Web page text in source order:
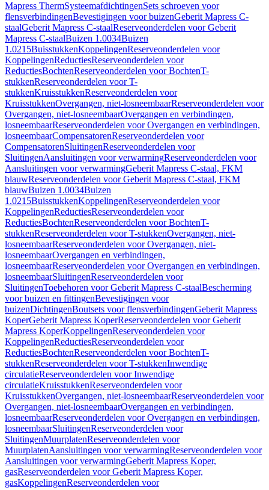
Mapress ThermSysteemafdichtingenSets schroeven voor
flensverbindingenBevestigingen voor buizenGeberit Mapress C-
staalGeberit Mapress C-staalReserveonderdelen voor Geberit
Mapress C-staalBuizen 1.0034Buizen
1.0215BuisstukkenKoppelingenReserveonderdelen voor
KoppelingenReductiesReserveonderdelen voor
ReductiesBochtenReserveonderdelen voor BochtenT-
stukkenReserveonderdelen voor T-
stukkenKruisstukkenReserveonderdelen voor
KruisstukkenOvergangen, niet-losneembaarReserveonderdelen voor
Overgangen, niet-losneembaarOvergangen en verbindingen,
losneembaarReserveonderdelen voor Overgangen en verbindingen,
losneembaarCompensatorenReserveonderdelen voor
CompensatorenSluitingenReserveonderdelen voor
SluitingenAansluitingen voor verwarmingReserveonderdelen voor
Aansluitingen voor verwarmingGeberit Mapress C-staal, FKM
blauwReserveonderdelen voor Geberit Mapress C-staal, FKM
blauwBuizen 1.0034Buizen
1.0215BuisstukkenKoppelingenReserveonderdelen voor
KoppelingenReductiesReserveonderdelen voor
ReductiesBochtenReserveonderdelen voor BochtenT-
stukkenReserveonderdelen voor T-stukkenOvergangen, niet-
losneembaarReserveonderdelen voor Overgangen, niet-
losneembaarOvergangen en verbindingen,
losneembaarReserveonderdelen voor Overgangen en verbindingen,
losneembaarSluitingenReserveonderdelen voor
SluitingenToebehoren voor Geberit Mapress C-staalBescherming
voor buizen en fittingenBevestigingen voor
buizenDichtingenBoutsets voor flensverbindingenGeberit Mapress
KoperGeberit Mapress KoperReserveonderdelen voor Geberit
Mapress KoperKoppelingenReserveonderdelen voor
KoppelingenReductiesReserveonderdelen voor
ReductiesBochtenReserveonderdelen voor BochtenT-
stukkenReserveonderdelen voor T-stukkenInwendige
circulatieReserveonderdelen voor Inwendige
circulatieKruisstukkenReserveonderdelen voor
KruisstukkenOvergangen, niet-losneembaarReserveonderdelen voor
Overgangen, niet-losneembaarOvergangen en verbindingen,
losneembaarReserveonderdelen voor Overgangen en verbindingen,
losneembaarSluitingenReserveonderdelen voor
SluitingenMuurplatenReserveonderdelen voor
MuurplatenAansluitingen voor verwarmingReserveonderdelen voor
Aansluitingen voor verwarmingGeberit Mapress Koper,
gasReserveonderdelen voor Geberit Mapress Koper,
gasKoppelingenReserveonderdelen voor